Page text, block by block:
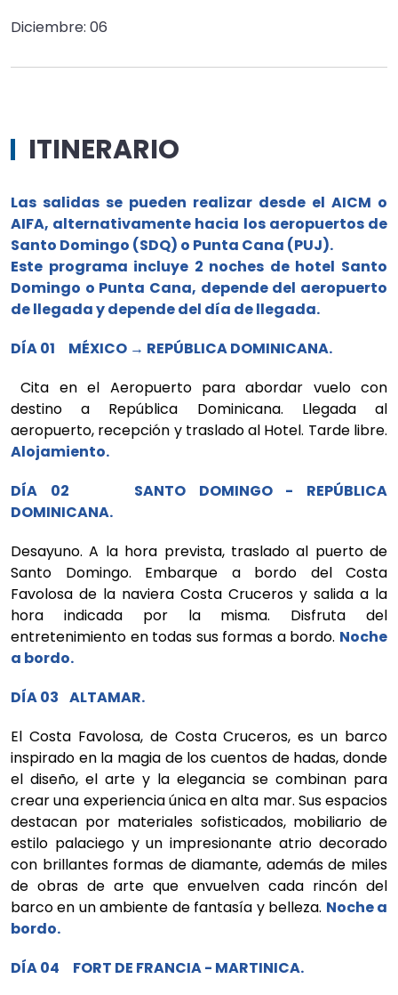
Diciembre: 06
ITINERARIO
Las salidas se pueden realizar desde el AICM o
AIFA, alternativamente hacia los aeropuertos de
Santo Domingo (SDQ) o Punta Cana (PUJ).
Este programa incluye 2 noches de hotel Santo
Domingo o Punta Cana, depende del aeropuerto
de llegada y depende del día de llegada.
DÍA 01 MÉXICO → REPÚBLICA DOMINICANA.
Cita en el Aeropuerto para abordar vuelo con
destino a República Dominicana. Llegada al
aeropuerto, recepción y traslado al Hotel. Tarde libre.
Alojamiento.
DÍA 02 SANTO DOMINGO - REPÚBLICA
DOMINICANA.
Desayuno. A la hora prevista, traslado al puerto de
Santo Domingo. Embarque a bordo del Costa
Favolosa de la naviera Costa Cruceros y salida a la
hora indicada por la misma. Disfruta del
entretenimiento en todas sus formas a bordo. Noche
a bordo.
DÍA 03 ALTAMAR.
El Costa Favolosa, de Costa Cruceros, es un barco
inspirado en la magia de los cuentos de hadas, donde
el diseño, el arte y la elegancia se combinan para
crear una experiencia única en alta mar. Sus espacios
destacan por materiales sofisticados, mobiliario de
estilo palaciego y un impresionante atrio decorado
con brillantes formas de diamante, además de miles
de obras de arte que envuelven cada rincón del
barco en un ambiente de fantasía y belleza. Noche a
bordo.
DÍA 04 FORT DE FRANCIA - MARTINICA.